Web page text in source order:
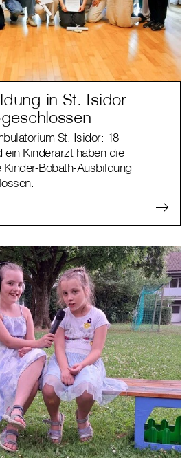
in St. Isidor
St. Isidor: 18
ein Kinderarzt haben die
Bobath-Ausbildung